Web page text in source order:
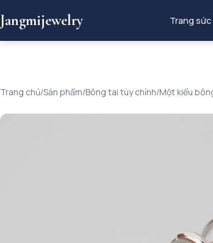
Jangmijewelry Trang
Trang chủ/Sản phẩm/Bông tai tùy chỉnh/Một kiểu